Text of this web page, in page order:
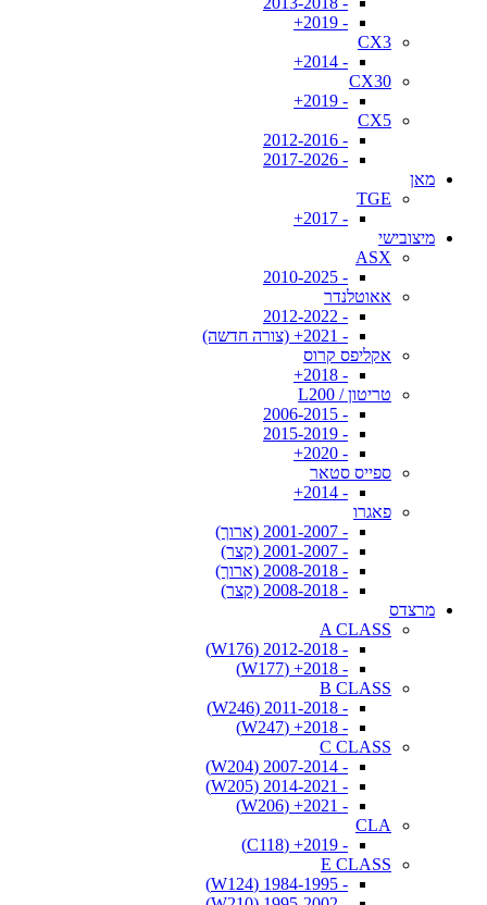
- 2019+
CX3
- 2014+
CX30
- 2019+
CX5
- 2012-2016
- 2017-2026
מאן
TGE
- 2017+
מיצובישי
ASX
- 2010-2025
אאוטלנדר
- 2012-2022
- 2021+ (צורה חדשה)
אקליפס קרוס
- 2018+
טריטון / L200
- 2006-2015
- 2015-2019
- 2020+
ספייס סטאר
- 2014+
פאגרו
- 2001-2007 (ארוך)
- 2001-2007 (קצר)
- 2008-2018 (ארוך)
- 2008-2018 (קצר)
מרצדס
A CLASS
- 2012-2018 (W176)
- 2018+ (W177)
B CLASS
- 2011-2018 (W246)
- 2018+ (W247)
C CLASS
- 2007-2014 (W204)
- 2014-2021 (W205)
- 2021+ (W206)
CLA
- 2019+ (C118)
E CLASS
- 1984-1995 (W124)